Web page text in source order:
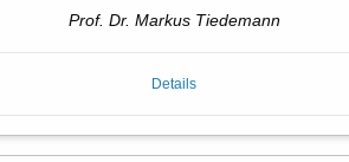
Prof. Dr. Markus Tiedemann
Details